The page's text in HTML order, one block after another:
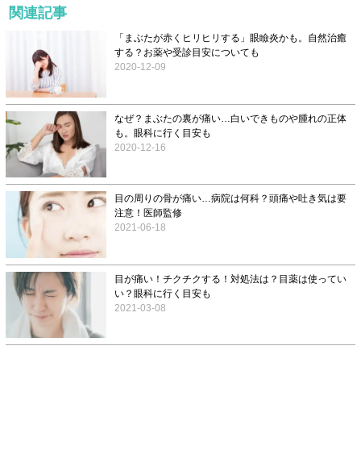
関連記事
「まぶたが赤くヒリヒリする」眼瞼炎かも。自然治癒
する？お薬や受診目安についても
2020-12-09
なぜ？まぶたの裏が痛い…白いできものや腫れの正体
も。眼科に行く目安も
2020-12-16
目の周りの骨が痛い…病院は何科？頭痛や吐き気は要
注意！医師監修
2021-06-18
目が痛い！チクチクする！対処法は？目薬は使ってい
い？眼科に行く目安も
2021-03-08